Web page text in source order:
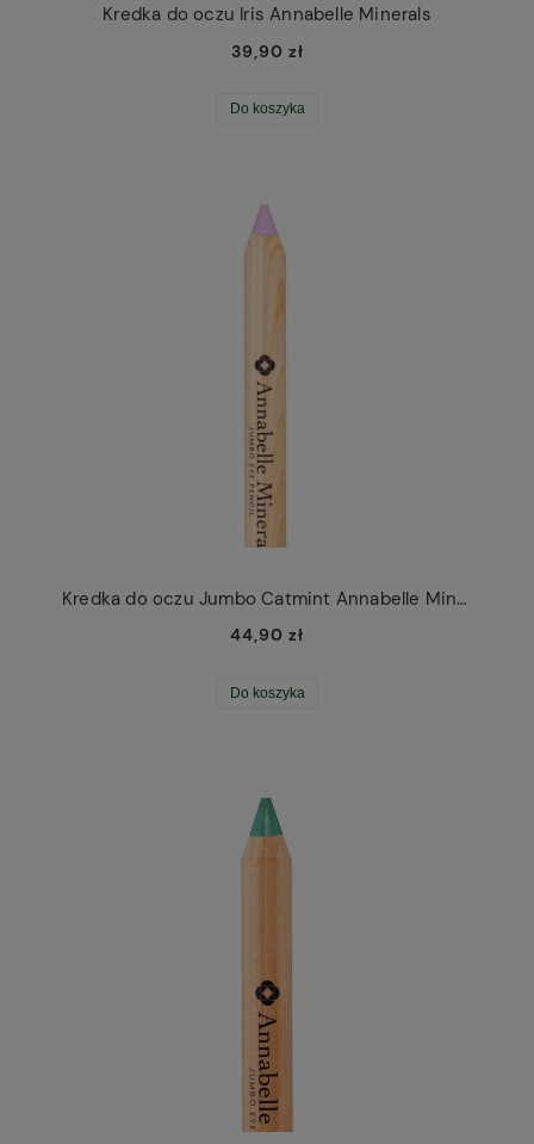
Kredka do oczu Iris Annabelle Minerals
39,90 zł
Do koszyka
Kredka do oczu Jumbo Catmint Annabelle Minerals
44,90 zł
Do koszyka